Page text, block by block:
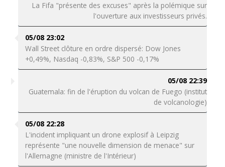
La Fifa "présente des excuses" après la polémique sur
l'ouverture aux investisseurs privés.
05/08 23:02
Wall Street clôture en ordre dispersé: Dow Jones
+0,49%, Nasdaq -0,83%, S&P 500 -0,17%
05/08 22:39
Guatemala: fin de l'éruption du volcan de Fuego (institut
de volcanologie)
05/08 22:28
L'incident impliquant un drone explosif à Leipzig
représente "une nouvelle dimension de menace" sur
l'Allemagne (ministre de l'Intérieur)